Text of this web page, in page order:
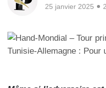
25 janvier 2025